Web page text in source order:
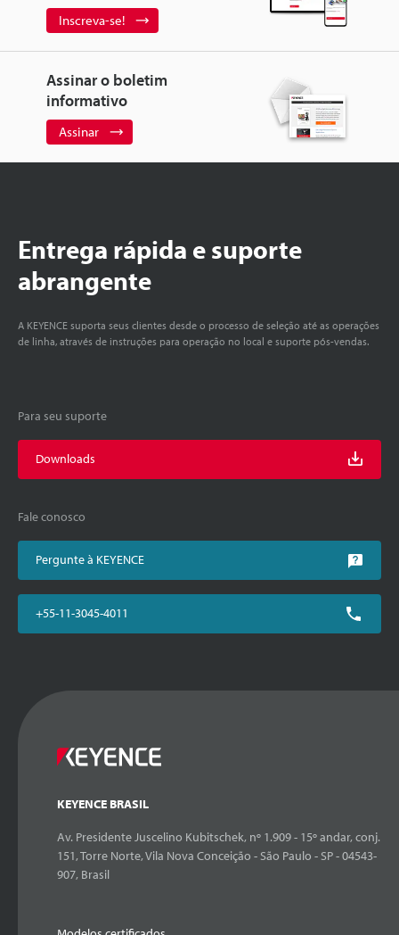
Inscreva-se!
Assinar o boletim
informativo
Assinar
Entrega rápida e suporte
abrangente
A KEYENCE suporta seus clientes desde o processo de seleção até as operações
de linha, através de instruções para operação no local e suporte pós-vendas.
Para seu suporte
Downloads
Fale conosco
Pergunte à KEYENCE
+55-11-3045-4011
KEYENCE BRASIL
Av. Presidente Juscelino Kubitschek, nº 1.909 - 15º andar, conj.
151, Torre Norte, Vila Nova Conceição - São Paulo - SP - 04543-
907, Brasil